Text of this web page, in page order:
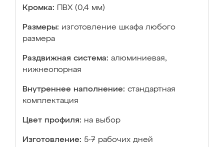
Кромка: ПВХ (0,4 мм)
Размеры: изготовление шкафа любого
размера
Раздвижная система: алюминиевая,
нижнеопорная
Внутреннее наполнение: стандартная
комплектация
Цвет профиля: на выбор
Изготовление: 5-7 рабочих дней